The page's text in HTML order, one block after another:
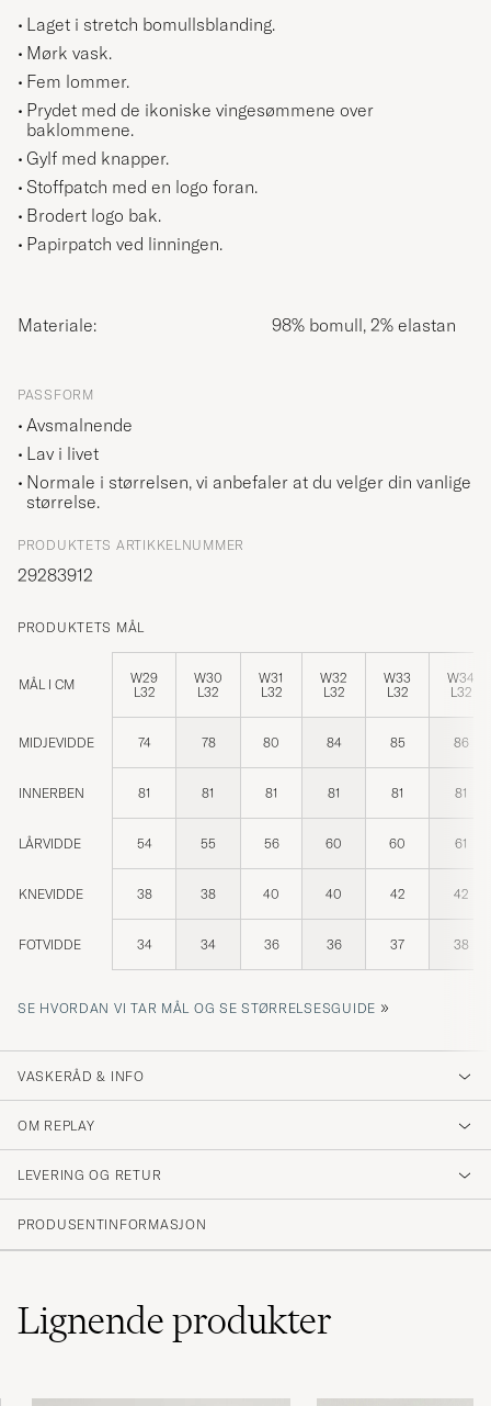
Laget i stretch bomullsblanding.
Mørk vask.
Fem lommer.
Prydet med de ikoniske vingesømmene over
baklommene.
Gylf med knapper.
Stoffpatch med en logo foran.
Brodert logo bak.
Papirpatch ved linningen.
Materiale: 98% bomull, 2% elastan
PASSFORM
Avsmalnende
Lav i livet
Normale i størrelsen, vi anbefaler at du velger din vanlige
størrelse.
PRODUKTETS ARTIKKELNUMMER
29283912
PRODUKTETS MÅL
MÅL I CM
W29
L32
W30
L32
W31
L32
W32
L32
W33
L32
W34
L32
MIDJEVIDDE 74 78 80 84 85 86
INNERBEN 81 81 81 81 81 81
LÅRVIDDE 54 55 56 60 60 61
KNEVIDDE 38 38 40 40 42 42
FOTVIDDE 34 34 36 36 37 38
SE HVORDAN VI TAR MÅL OG SE STØRRELSESGUIDE »
VASKERÅD & INFO
OM REPLAY
LEVERING OG RETUR
PRODUSENTINFORMASJON
Lignendeprodukter